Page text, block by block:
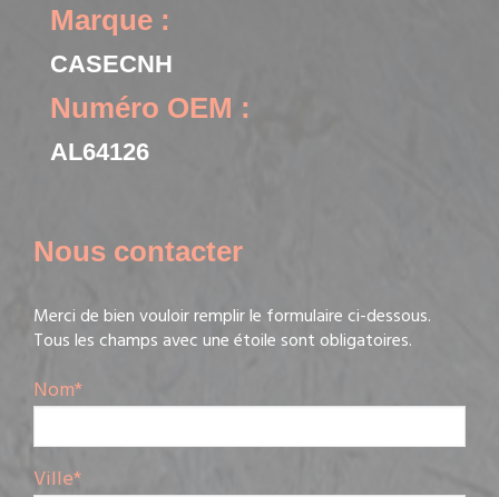
Marque :
CASECNH
Numéro OEM :
AL64126
Nous contacter
Merci de bien vouloir remplir le formulaire ci-dessous.
Tous les champs avec une étoile sont obligatoires.
Nom*
Ville*